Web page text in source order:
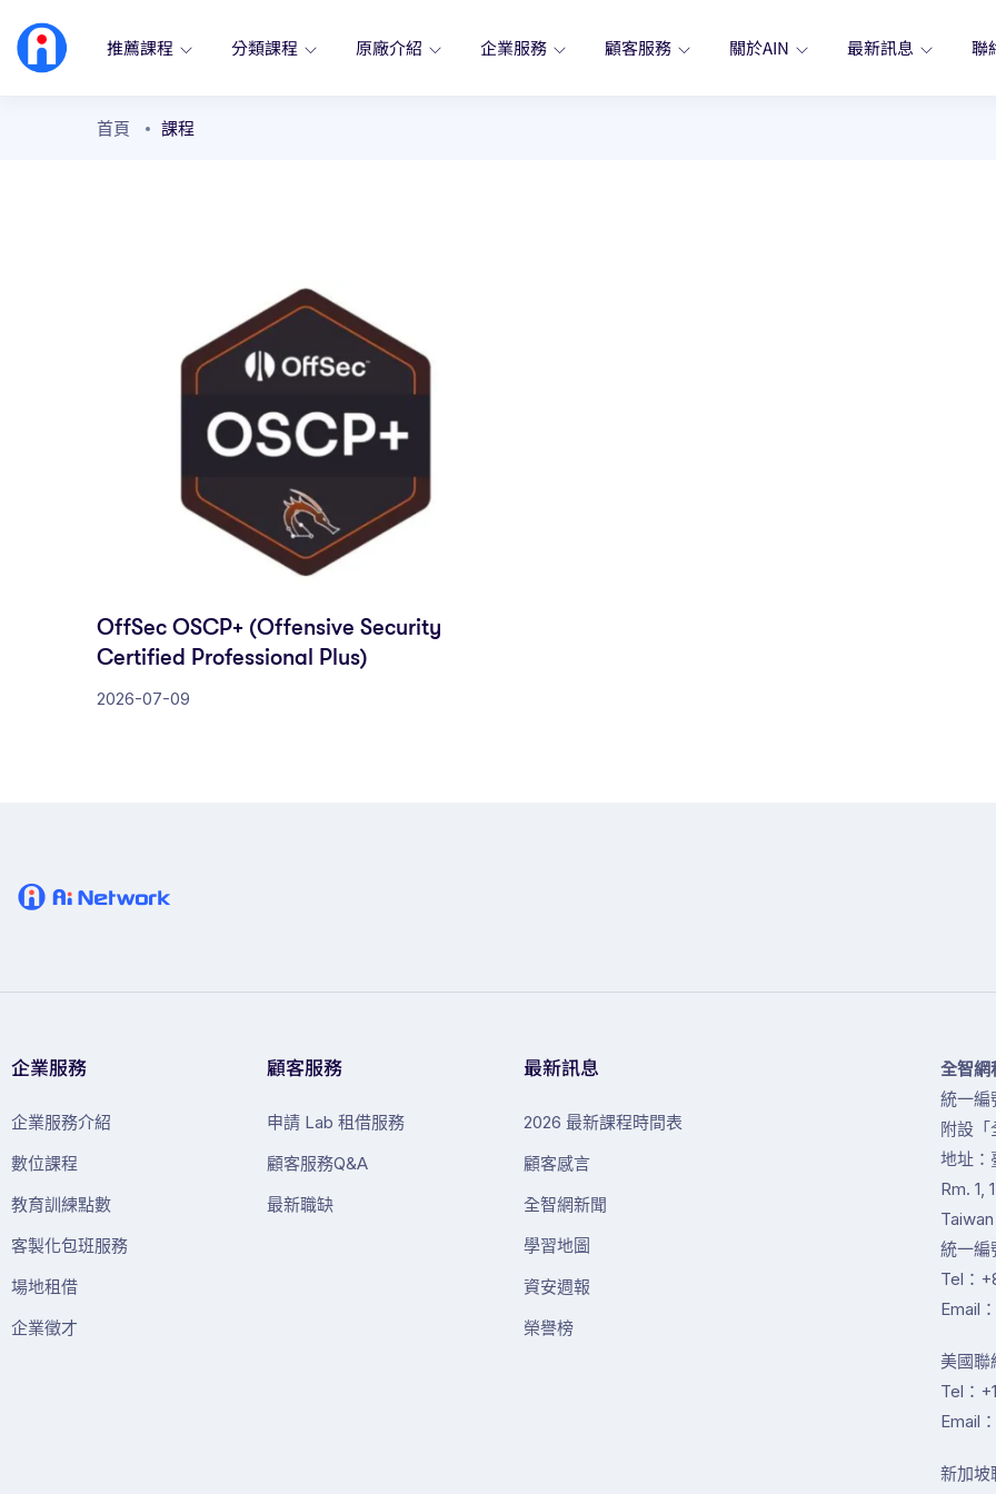
推薦課程 分類課程 原廠介紹 企業服務 顧客服務 關於AIN 最新訊息 聯
首頁 課程
OffSec OSCP+ (Offensive Security
Certified Professional Plus)
2026-07-09
企業服務
企業服務介紹
數位課程
教育訓練點數
客製化包班服務
場地租借
企業徵才
顧客服務
申請 Lab 租借服務
顧客服務Q&A
最新職缺
最新訊息
2026 最新課程時間表
顧客感言
全智網新聞
學習地圖
資安週報
榮譽榜
全智網
統一編
附設「
地址：
Rm. 1,
Taiwan
統一
Tel：
Email
美國聯
Tel：
Email
新加坡